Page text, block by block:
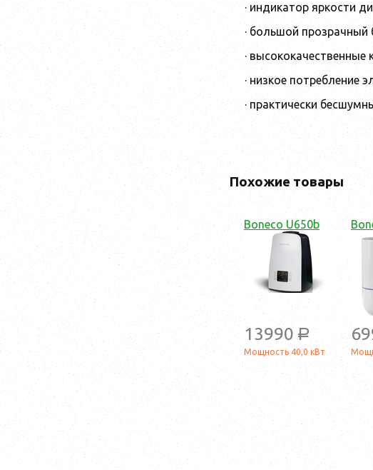
· индикатор яркости
· большой
·
· низкое потребление
· практически
Похожие товары
Boneco U650b
13990 a
Мощность 40,0 кВт